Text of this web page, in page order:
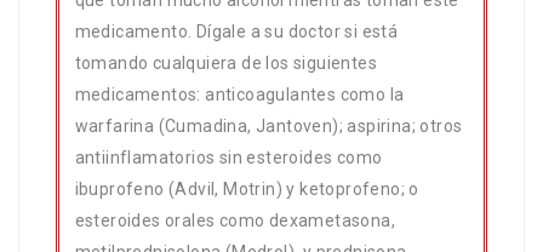
medicamento. Dígale a su doctor si está
tomando cualquiera de los siguientes
medicamentos: anticoagulantes como la
warfarina (Cumadina, Jantoven); aspirina; otros
antiinflamatorios sin esteroides como
ibuprofeno (Advil, Motrin) y ketoprofeno; o
esteroides orales como dexametasona,